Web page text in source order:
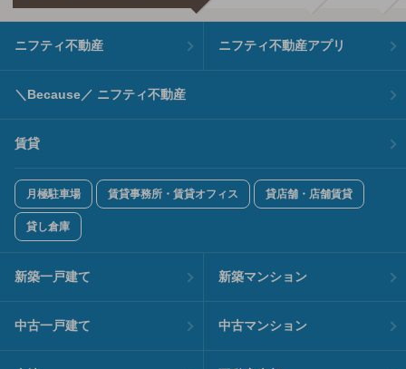
ニフティ不動産 ニフティ不動産アプリ
＼Because／ ニフティ不動産
賃貸
月極駐車場 賃貸事務所・賃貸オフィス 貸店舗・店舗賃貸
貸し倉庫
新築一戸建て 新築マンション
中古一戸建て 中古マンション